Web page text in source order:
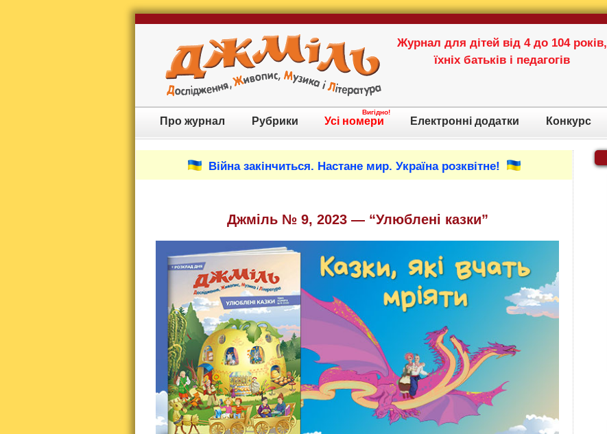
Журнал для дітей від 4 до 104 років,
їхніх батьків і педагогів
Про журнал Рубрики Усі номери
Вигідно!
Електронні додатки Конкурс
Війна закінчиться. Настане мир. Україна розквітне!
Джміль № 9, 2023 — “Улюблені казки”